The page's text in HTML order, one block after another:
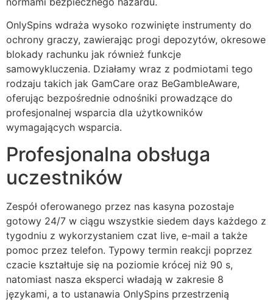
Panel
Panel
Panel
panel
panel
panel
giriş
Forum
giriş
OnlySpins wdraża wysoko rozwinięte instrumenty do
ochrony graczy, zawierając progi depozytów, okresowe
blokady rachunku jak również funkcje
samowykluczenia. Działamy wraz z podmiotami tego
rodzaju takich jak GamCare oraz BeGambleAware,
oferując bezpośrednie odnośniki prowadzące do
profesjonalnej wsparcia dla użytkowników
wymagających wsparcia.
Profesjonalna obsługa
uczestników
Zespół oferowanego przez nas kasyna pozostaje
gotowy 24/7 w ciągu wszystkie siedem days każdego z
tygodniu z wykorzystaniem czat live, e-mail a także
pomoc przez telefon. Typowy termin reakcji poprzez
czacie kształtuje się na poziomie krócej niż 90 s,
natomiast nasza eksperci władają w zakresie 8
językami, a to ustanawia OnlySpins przestrzenią